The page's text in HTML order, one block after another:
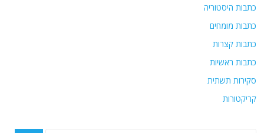
כתבות היסטוריה
כתבות מומחים
כתבות קצרות
כתבות ראשיות
סקירות תשתית
קריקטורות